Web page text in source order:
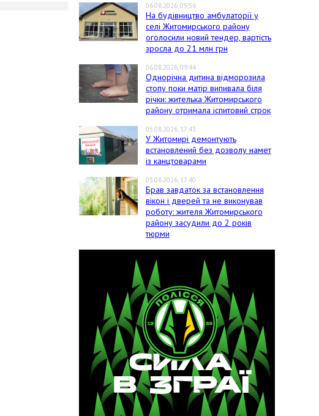
06.08.2026, 09:56
На будівництво амбулаторії у
селі Житомирського району
оголосили новий тендер, вартість
зросла до 21 млн грн
06.08.2026, 09:44
Однорічна дитина відморозила
стопу поки матір випивала біля
річки: жителька Житомирського
району отримала іспитовий строк
05.08.2026, 17:43
У Житомирі демонтують
встановлений без дозволу намет
із канцтоварами
05.08.2026, 17:40
Брав завдаток за встановлення
вікон і дверей та не виконував
роботу: жителя Житомирського
району засудили до 2 років
тюрми